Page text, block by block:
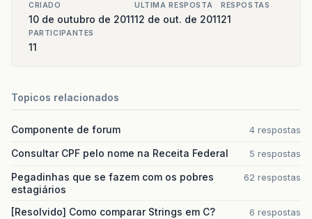
CRIADO
10 de outubro de 2011
ULTIMA RESPOSTA
12 de out. de 2011
RESPOSTAS
21
PARTICIPANTES
11
Topicos relacionados
Componente de forum 4 respostas
Consultar CPF pelo nome na Receita Federal 5 respostas
Pegadinhas que se fazem com os pobres
estagiários
62 respostas
[Resolvido] Como comparar Strings em C? 6 respostas